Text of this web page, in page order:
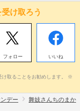
け取ろう
フォロー いいね
け取ることをお勧めします。 ※
デー
舞妓さんちのまか